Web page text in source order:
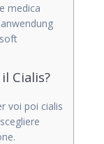
medica
Cialis?
voi poi cialis